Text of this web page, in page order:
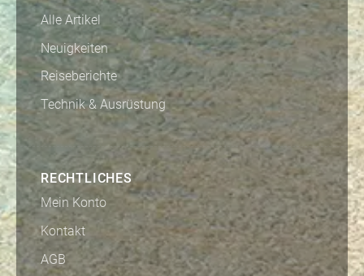
Alle Artikel
Neuigkeiten
Reiseberichte
Technik & Ausrüstung
RECHTLICHES
Mein Konto
Kontakt
AGB